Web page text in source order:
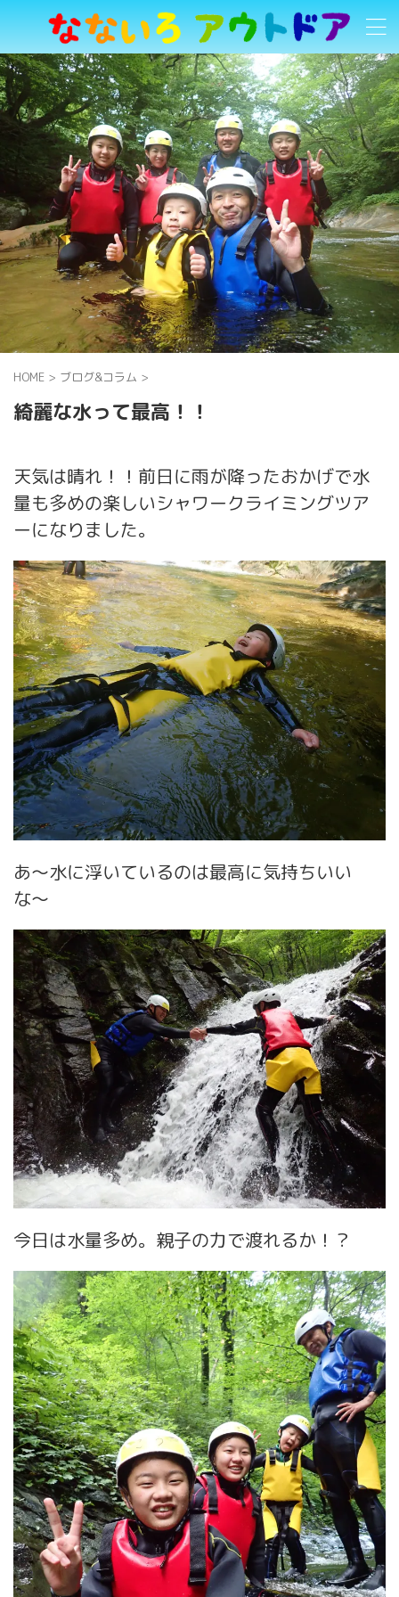
HOME > ブログ&コラム >
綺麗な水って最高！！
天気は晴れ！！前日に雨が降ったおかげで水
量も多めの楽しいシャワークライミングツア
ーになりました。
あ〜水に浮いているのは最高に気持ちいい
な〜
今日は水量多め。親子の力で渡れるか！？